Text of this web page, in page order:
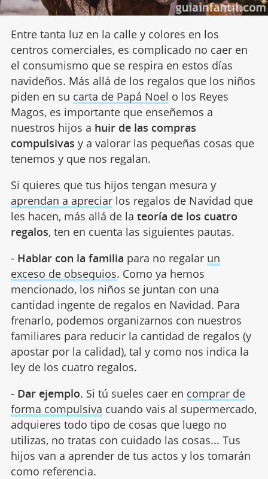
Entre tanta luz en la calle y colores en los
centros comerciales, es complicado no caer en
el consumismo que se respira en estos días
navideños. Más allá de los regalos que los niños
piden en su carta de Papá Noel o los Reyes
Magos, es importante que enseñemos a
nuestros hijos a huir de las compras
compulsivas y a valorar las pequeñas cosas que
tenemos y que nos regalan.
Si quieres que tus hijos tengan mesura y
aprendan a apreciarlos regalos de Navidad que
les hacen, más allá de la teoría de los cuatro
regalos, ten en cuenta las siguientes pautas.
- Hablar con la familia para no regalar un
exceso de obsequios. Como ya hemos
mencionado, los niños se juntan con una
cantidad ingente de regalos en Navidad. Para
frenarlo, podemos organizarnos con nuestros
familiares para reducir la cantidad de regalos (y
apostar por la calidad), tal y como nos indica la
ley de los cuatro regalos.
- Dar ejemplo. Si tú sueles caer en comprar de
forma compulsiva cuando vais al supermercado,
adquieres todo tipo de cosas que luego no
utilizas, no tratas con cuidado las cosas... Tus
hijos van a aprender de tus actos y los tomarán
como referencia.